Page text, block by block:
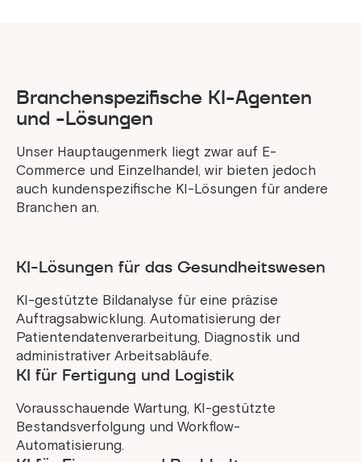
Branchenspezifische KI-Agenten
und -Lösungen
Unser Hauptaugenmerk liegt zwar auf E-
Commerce und Einzelhandel, wir bieten jedoch
auch kundenspezifische KI-Lösungen für andere
Branchen an.
KI-Lösungen für das Gesundheitswesen
KI-gestützte Bildanalyse für eine präzise
Auftragsabwicklung. Automatisierung der
Patientendatenverarbeitung, Diagnostik und
administrativer Arbeitsabläufe.
KI für Fertigung und Logistik
Vorausschauende Wartung, KI-gestützte
Bestandsverfolgung und Workflow-
Automatisierung.